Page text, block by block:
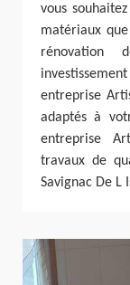
vous
matériaux
rénovation
entreprise
adaptés à
entreprise
travaux de
Savignac De L